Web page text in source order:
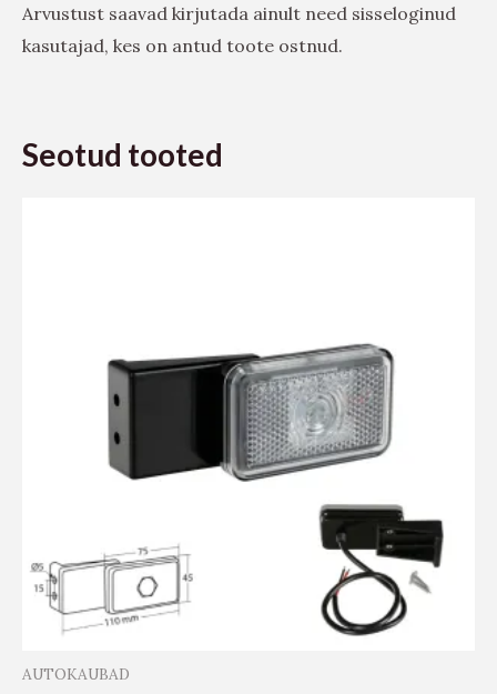
Arvustust saavad kirjutada ainult need sisseloginud
kasutajad, kes on antud toote ostnud.
Seotud tooted
AUTOKAUBAD